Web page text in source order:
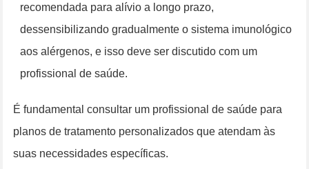
recomendada para alívio a longo prazo,
dessensibilizando gradualmente o sistema imunológico
aos alérgenos, e isso deve ser discutido com um
profissional de saúde.
É fundamental consultar um profissional de saúde para
planos de tratamento personalizados que atendam às
suas necessidades específicas.